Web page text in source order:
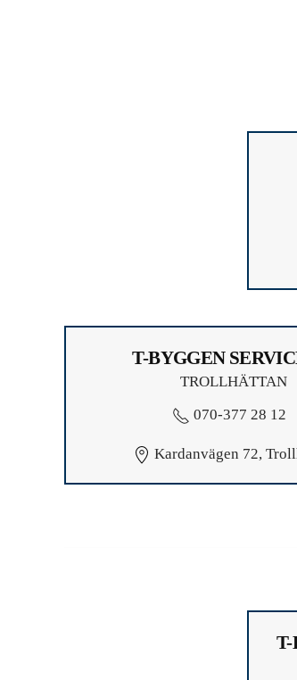
T-BYGGEN
TROLLHÄTTAN
070-377 28 12
Kardanvägen 72,